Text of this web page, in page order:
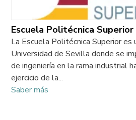
Escuela Politécnica Superior
La Escuela Politécnica Superior es
Universidad de Sevilla donde se
de ingeniería en la rama industrial
ejercicio de la...
Saber más